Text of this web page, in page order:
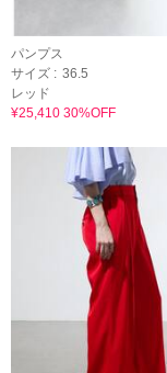
パンプス
サイズ : 36.5
レッド
¥25,410 30%OFF